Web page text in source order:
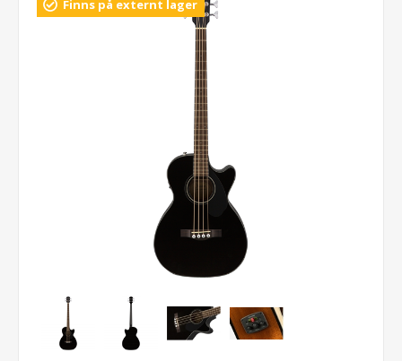
Finns på externt lager